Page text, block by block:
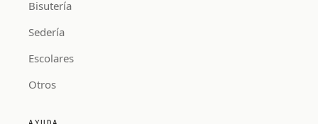
Bisutería
Sedería
Escolares
Otros